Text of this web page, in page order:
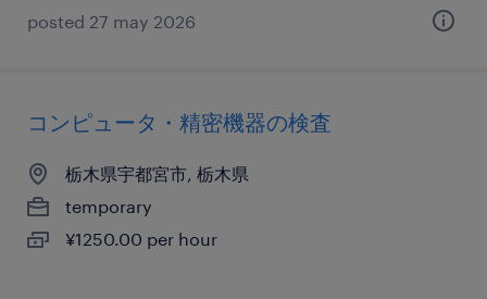
posted 27 may 2026
コンピュータ・精密機器の検査
栃木県宇都宮市, 栃木県
temporary
¥1250.00 per hour